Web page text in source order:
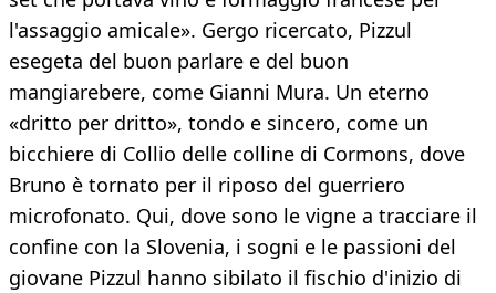
l'assaggio amicale». Gergo ricercato, Pizzul
esegeta del buon parlare e del buon
mangiarebere, come Gianni Mura. Un eterno
«dritto per dritto», tondo e sincero, come un
bicchiere di Collio delle colline di Cormons, dove
Bruno è tornato per il riposo del guerriero
microfonato. Qui, dove sono le vigne a tracciare il
confine con la Slovenia, i sogni e le passioni del
giovane Pizzul hanno sibilato il fischio d'inizio di